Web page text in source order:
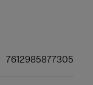
7612985877305